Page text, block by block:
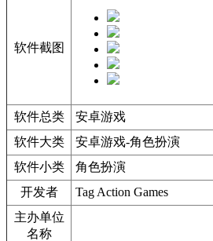
软件截图
软件总类
安卓游戏
软件大类
安卓游戏-角色扮演
软件小类
角色扮演
开发者
Tag Action Games
主办单位
名称